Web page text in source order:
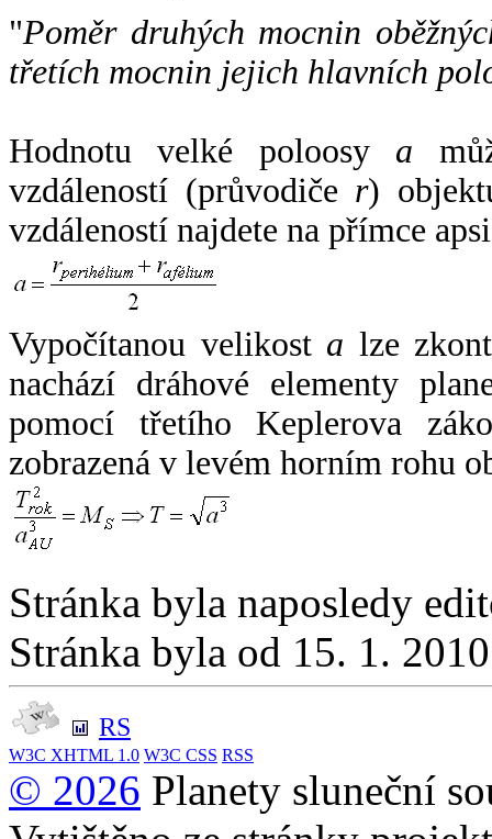
"Poměr druhých mocnin
třetích mocnin jejich hlavních
Hodnotu velké poloosy a
vzdáleností (průvodiče r)
vzdáleností najdete na přímce
Vypočítanou velikost a lze
nachází dráhové elementy
pomocí třetího Keplerova
zobrazená v levém horním rohu
Stránka byla naposledy
Stránka byla od 15. 1.
RS
W3C XHTML 1.0 W3C CSS RSS
© 2026 Planety sluneční